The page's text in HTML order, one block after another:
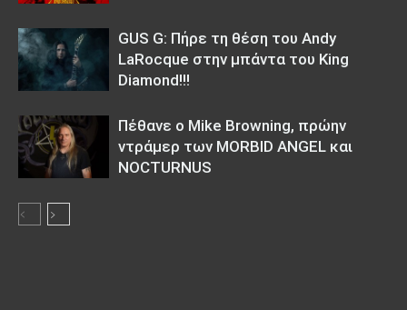
GUS G: Πήρε τη θέση του Andy
LaRocque στην μπάντα του King
Diamond!!!
Πέθανε ο Mike Browning, πρώην
ντράμερ των MORBID ANGEL και
NOCTURNUS